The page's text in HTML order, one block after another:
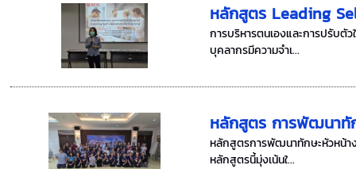
หลักสูตร Leading
การบริหารตนเองและการปรับ
บุคลากรมีความจำเ...
หลักสูตร การพัฒนาทั
หลักสูตรการพัฒนาทักษะหัวหน้า
หลักสูตรนี้มุ่งเน้นใ...